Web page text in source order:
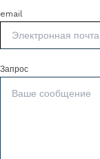
email
Запрос